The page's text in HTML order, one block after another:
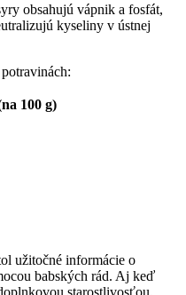
obsahujú vápnik a fosfát,
kyseliny v ústnej
100 g)
užitočné informácie o
babských rád. Aj keď